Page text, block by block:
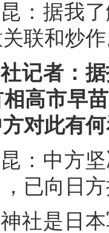
：据我
联和炒作
记者：
相高市早
对此有何
：中方
已向日
社是日